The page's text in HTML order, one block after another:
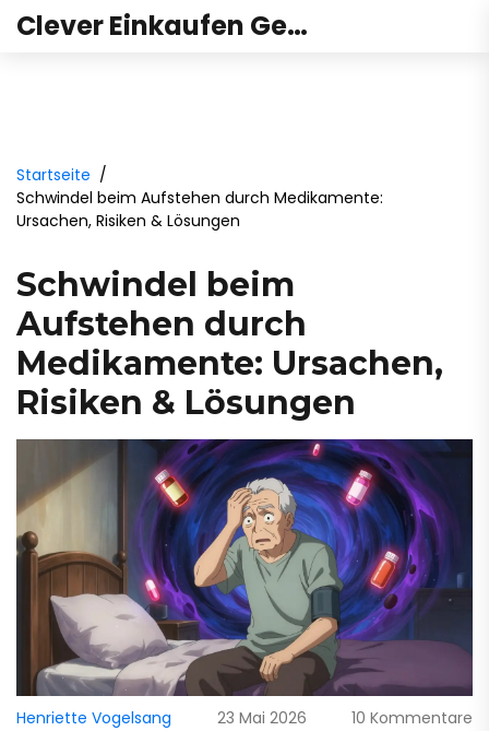
Clever Einkaufen Gesundheit
Startseite
Schwindel beim Aufstehen durch Medikamente:
Ursachen, Risiken & Lösungen
Schwindel beim
Aufstehen durch
Medikamente: Ursachen,
Risiken & Lösungen
Henriette Vogelsang 23 Mai 2026 10 Kommentare